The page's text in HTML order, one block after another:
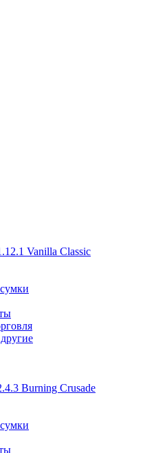
Vanilla Classic
Burning Crusade